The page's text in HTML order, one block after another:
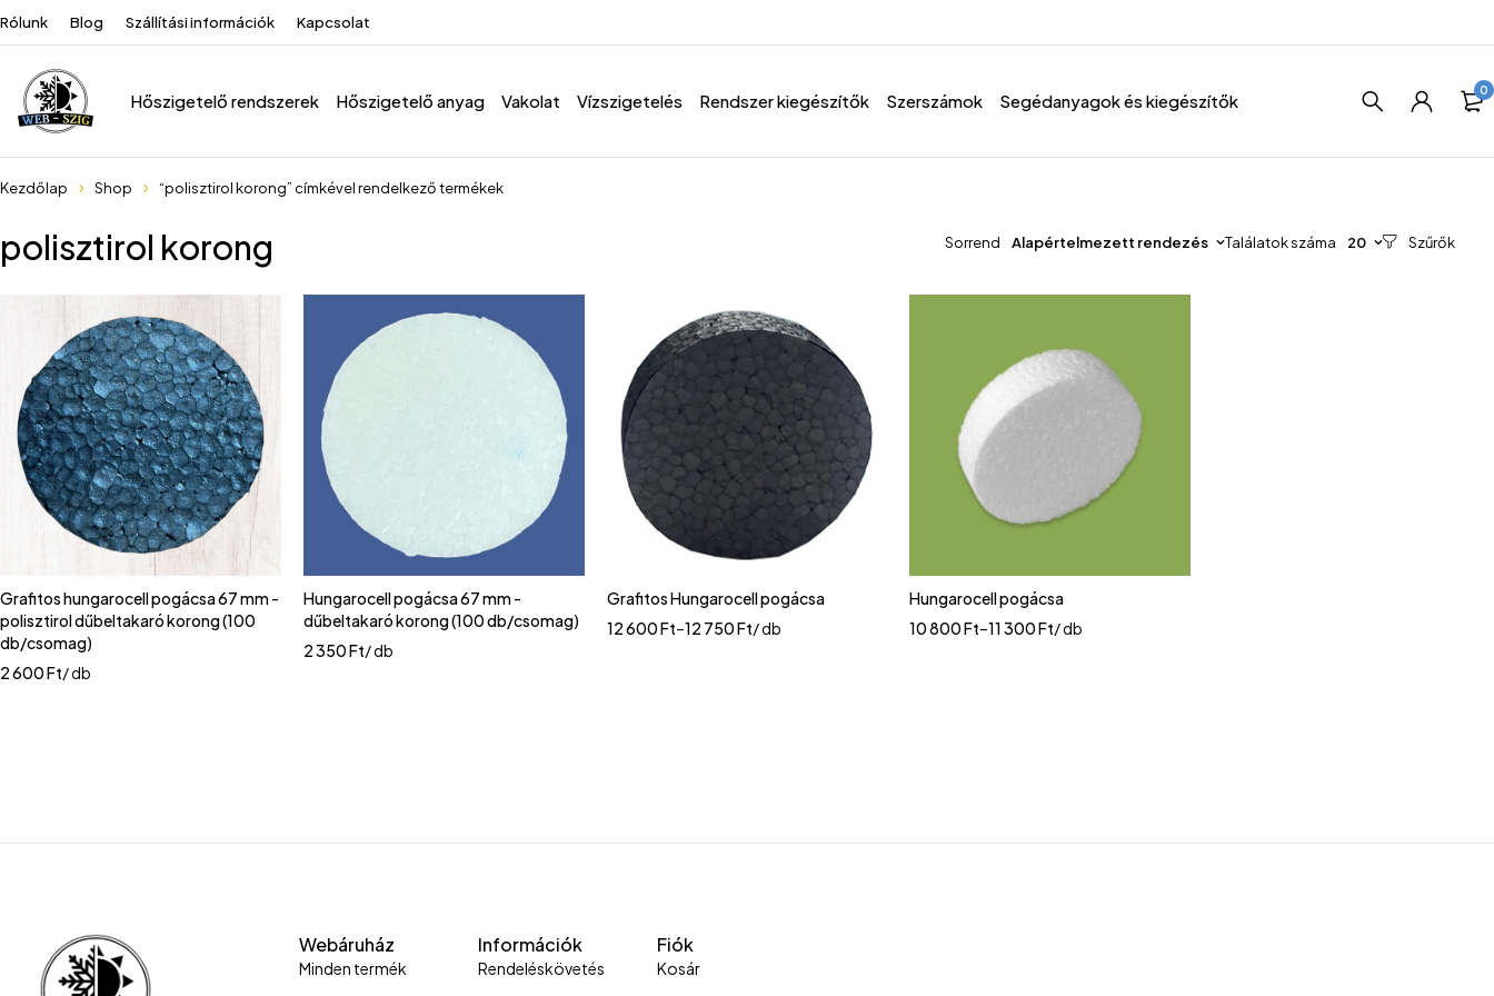
Rólunk Blog Szállítási információk Kapcsolat
Hőszigetelő rendszerek Hőszigetelő anyag Vakolat Vízszigetelés Rendszer kiegészítők Szerszámok Segédanyagok és kiegészítők 0
Kezdőlap Shop “polisztirol korong” címkével rendelkező termékek
polisztirol korong Sorrend Alapértelmezett rendezés Találatok száma 20
Grafitos hungarocell pogácsa 67 mm -
polisztirol dűbeltakaró korong (100
db/csomag)
2 600Ft/ db
Hungarocell pogácsa 67 mm -
dűbeltakaró korong (100 db/csomag)
2 350Ft/ db
Grafitos Hungarocell pogácsa
12 600Ft–12 750Ft/ db
Hungarocell pogácsa
10 800Ft–11 300Ft/ db
Webáruház
Minden termék
Információk
Rendeléskövetés
Fiók
Kosár